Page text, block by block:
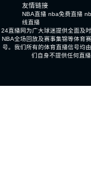
友情链接
NBA直播 nba免费直播
线直播
24直播网为广大球迷提供全面及
NBA全场回放及赛事集锦等体育
号。我们所有的体育直播信号均
们自身不提供任何直